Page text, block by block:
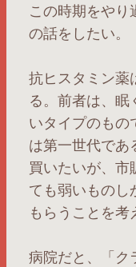
この時期をや
の話をしたい。
抗ヒスタミン薬
る。前者は、眠
いタイプのもの
は第一世代であ
買いたいが、市
ても弱いものし
もらうことを考
病院だと、「ク